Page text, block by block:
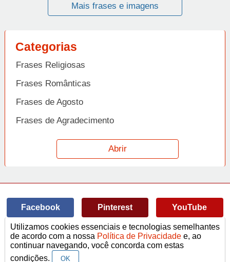
Mais frases e imagens
Categorias
Frases Religiosas
Frases Românticas
Frases de Agosto
Frases de Agradecimento
Frases de Amizade
Frases de Amor
Frases de Arrependimento
Frases de Atitude
Frases de Azar
Abrir
Facebook Pinterest YouTube
© Copyright 2014-2022A Frase.
Termos de Uso / Privacidade
Frases
Vídeos
contato@afrase.com.br
Utilizamos cookies essenciais e tecnologias semelhantes
de acordo com a nossa Política de Privacidade e, ao
continuar navegando, você concorda com estas
condições.
OK